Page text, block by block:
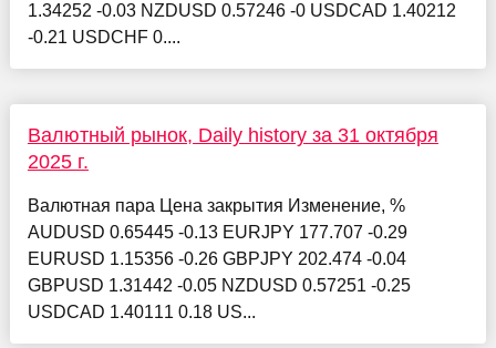
1.34252 -0.03 NZDUSD 0.57246 -0 USDCAD 1.40212
-0.21 USDCHF 0....
Валютный рынок, Daily history за 31 октября
2025 г.
Валютная пара Цена закрытия Изменение, %
AUDUSD 0.65445 -0.13 EURJPY 177.707 -0.29
EURUSD 1.15356 -0.26 GBPJPY 202.474 -0.04
GBPUSD 1.31442 -0.05 NZDUSD 0.57251 -0.25
USDCAD 1.40111 0.18 US...